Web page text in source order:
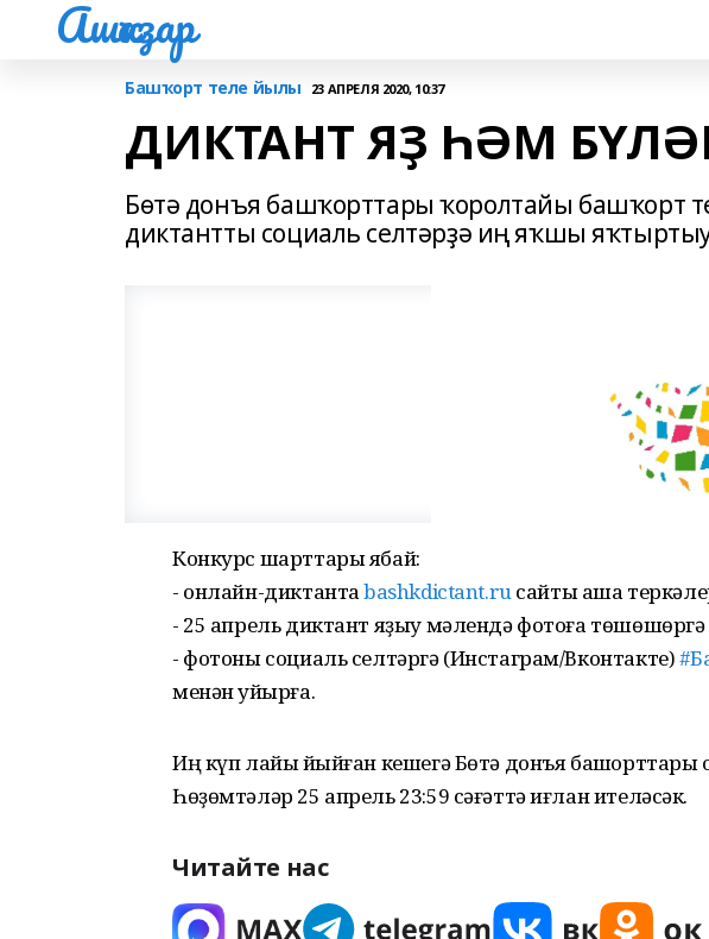
Ашҡаҙар
Башҡорт теле йылы 23 АПРЕЛЯ 2020, 10:37
ДИКТАНТ ЯҘ ҺӘМ
Бөтә донъя башҡорттары ҡоролтайы башҡорт
диктантты социаль селтәрҙә иң яҡшы
Конкурс шарттары ябай:
- онлайн-диктантҡаbashkdictant.ruсайты аша
- 25 апрель диктант яҙыу мәлендә фотоға төшөшөргә
- фотоны социаль селтәргә (Инстаграм/Вконтакте)
менән ҡуйырға.
Иң күп лайыҡ йыйған кешегә Бөтә донъя башҡорттары
Һөҙөмтәләр 25 апрель 23:59 сәғәттә иғлан ителәсәк.
Читайте нас